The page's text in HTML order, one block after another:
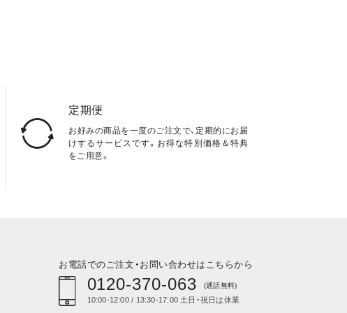
定期便
お好みの商品を一度のご注文で、定期的にお届
けするサービスです。お得な特別価格＆特典
をご用意。
お電話でのご注文・お問い合わせはこちらから
0120-370-063 (通話無料)
10:00-12:00 / 13:30-17:00 土日・祝日は休業